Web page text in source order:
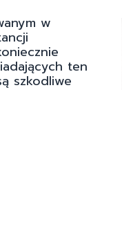
w
ten
szkodliwe